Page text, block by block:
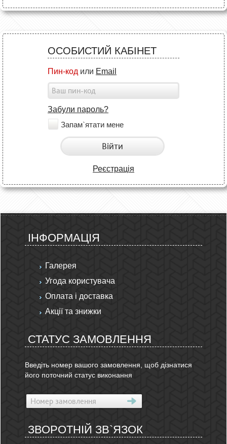
ОСОБИСТИЙ КАБІНЕТ
Пин-код или Email
Забули пароль?
Запам`ятати мене
Війти
Реєстрація
ІНФОРМАЦІЯ
Галерея
Угода користувача
Оплата і доставка
Акції та знижки
СТАТУС ЗАМОВЛЕННЯ
Введіть номер вашого замовлення, щоб дізнатися
його поточний статус виконання
ЗВОРОТНІЙ ЗВ`ЯЗОК